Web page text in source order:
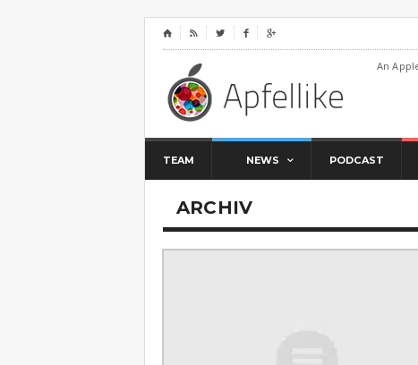
⌂    
An
TEAM NEWS PODCAST
ARCHIV